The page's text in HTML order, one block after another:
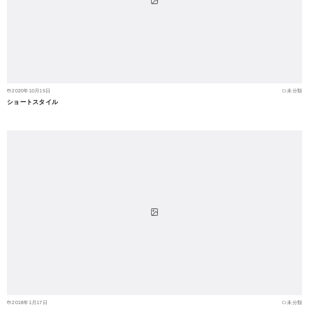
2020年10月15日 未分類
ショートスタイル
2018年1月17日 未分類